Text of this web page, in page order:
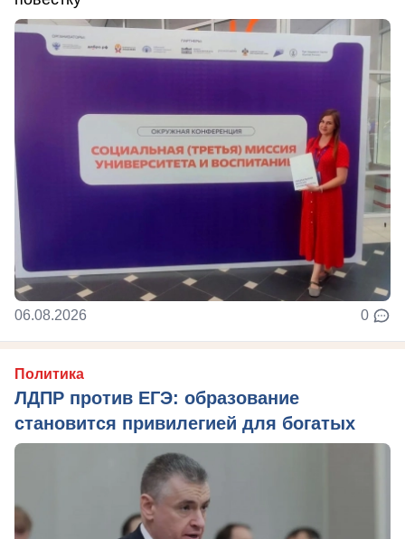
06.08.2026 0
Политика
ЛДПР против ЕГЭ: образование
становится привилегией для богатых